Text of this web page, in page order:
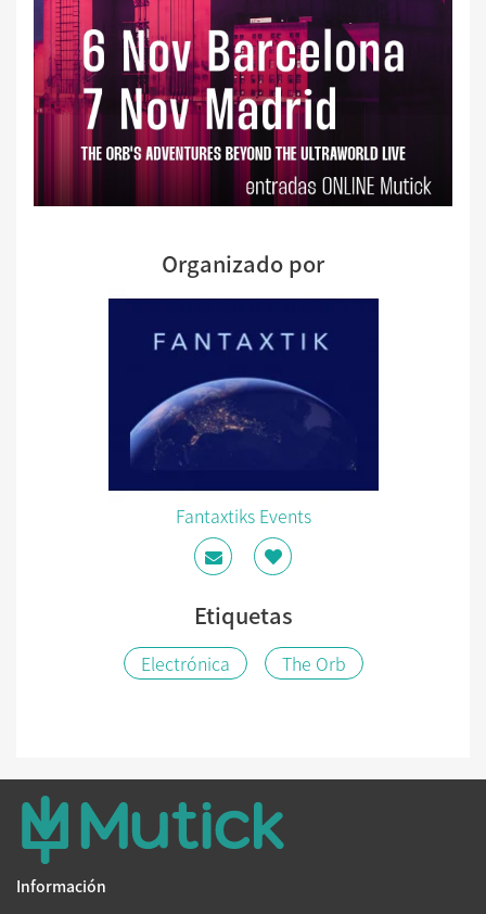
Organizado por
Fantaxtiks Events
Etiquetas
Electrónica The Orb
Información